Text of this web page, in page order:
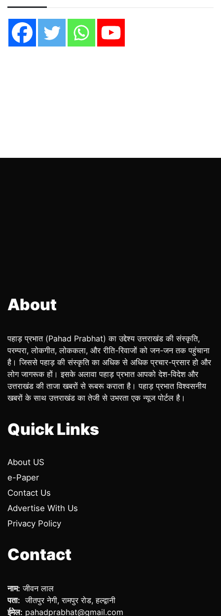
About
पहाड़ प्रभात (Pahad Prabhat) का उद्देश्य उत्तराखंड की संस्कृति,
परम्परा, लोकगीत, लोककला, और रीति-रिवाजों को जन-जन तक पहुंचाना
है। जिससे पहाड़ की संस्कृति का अधिक से अधिक प्रचार-प्रसार हो और
लोग जागरूक हों। इसके अलावा पहाड़ प्रभात आपको देश-विदेश और
उत्तराखंड की ताजा खबरों से रूबरू कराता है। पहाड़ प्रभात विश्वसनीय
खबरों के साथ उत्तराखंड का तेजी से उभरता एक न्यूज पोर्टल है।
Quick Links
About US
e-Paper
Contact Us
Advertise With Us
Privacy Policy
Contact
नाम: जीवन लाल
पता: जीतपुर नेगी, रामपुर रोड, हल्द्वानी
ईमेल: pahadprabhat@gmail.com